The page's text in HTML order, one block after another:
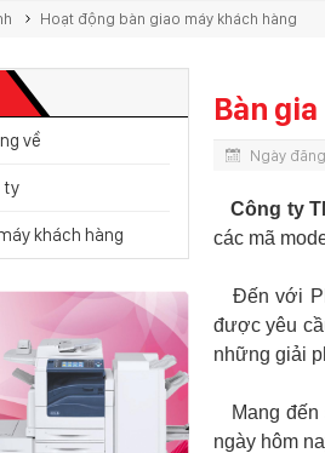
Hoạt động bàn giao máy khách hàng
về
ty
khách hàng
Bàn
Ngày
Công ty
các mã
Đến với
được yêu
những giải
Mang đến
ngày hôm
KINH DOANH
083.5435.999